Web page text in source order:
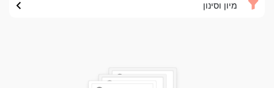
מיון וסינון